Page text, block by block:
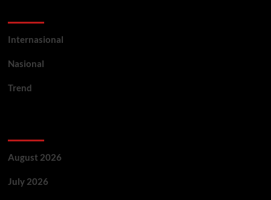
Internasional
Nasional
Trend
August 2026
July 2026